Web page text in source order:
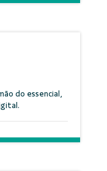
do essencial,